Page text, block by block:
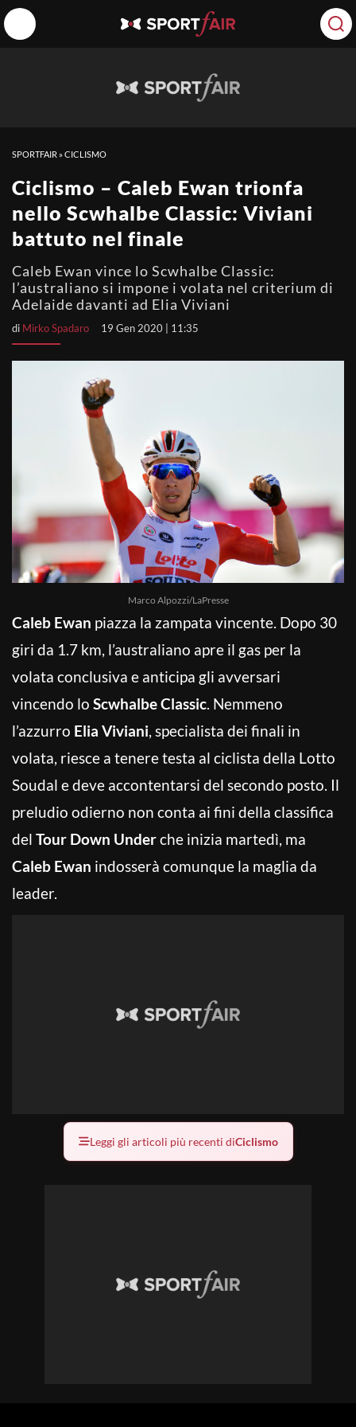
SPORTFAIR »CICLISMO
Ciclismo – Caleb Ewan trionfa
nello Scwhalbe Classic: Viviani
battuto nel finale
Caleb Ewan vince lo Scwhalbe Classic:
l’australiano si impone i volata nel criterium di
Adelaide davanti ad Elia Viviani
di Mirko Spadaro 19 Gen 2020 | 11:35
Marco Alpozzi/LaPresse
Caleb Ewan piazza la zampata vincente. Dopo 30
giri da 1.7 km, l’australiano apre il gas per la
volata conclusiva e anticipa gli avversari
vincendo lo Scwhalbe Classic. Nemmeno
l’azzurro Elia Viviani, specialista dei finali in
volata, riesce a tenere testa al ciclista della Lotto
Soudal e deve accontentarsi del secondo posto. Il
preludio odierno non conta ai fini della classifica
del Tour Down Underche inizia martedì, ma
Caleb Ewan indosserà comunque la maglia da
leader.
Leggi gli articoli più recenti diCiclismo